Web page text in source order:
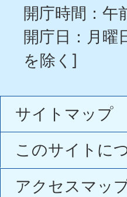
開庁時間：午
開庁日：月曜
を除く]
サイトマップ
このサイトに
アクセスマッ